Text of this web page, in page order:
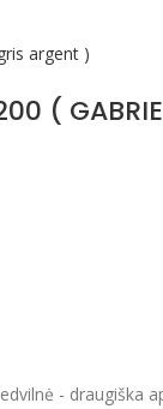
(
- draugiška